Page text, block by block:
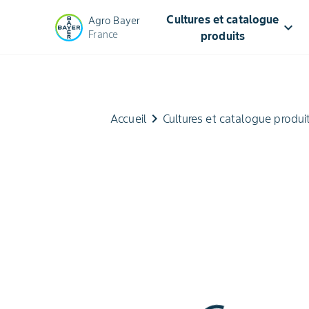
Agro Bayer
France
Cultures et catalogue
produits
keyboard_arrow_down
Accueil keyboard_arrow_right Cultures et catalogue